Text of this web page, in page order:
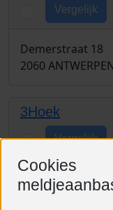
Vergelijk
Demerstraat 18
2060
3Hoek
Vergelijk
Kloosterstraat 39
2180 EKEREN
Cookies